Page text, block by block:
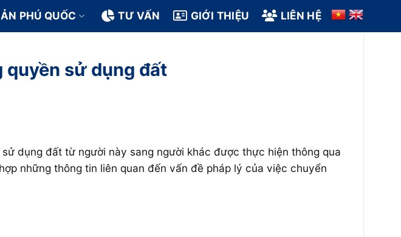
PHÚ QUỐC TƯ VẤN GIỚI THIỆU LIÊN HỆ
sử dụng đất
dụng đất từ người này sang người khác được thực hiện thông qua
những thông tin liên quan đến vấn đề pháp lý của việc chuyển